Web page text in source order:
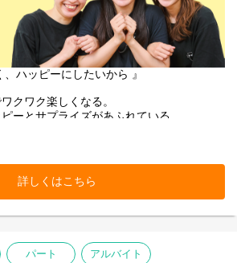
、ハッピーにしたいから 』
クワク楽しくなる。
ーとサプライズがあふれている。
ンドのファンで、商品を愛しているか
び伸び楽しめるカルチャーがあるから。
ッフも自然に笑顔になれるのが
という場所です。
のチームの一員になりませんか。
詳しくはこちら
パート アルバイト